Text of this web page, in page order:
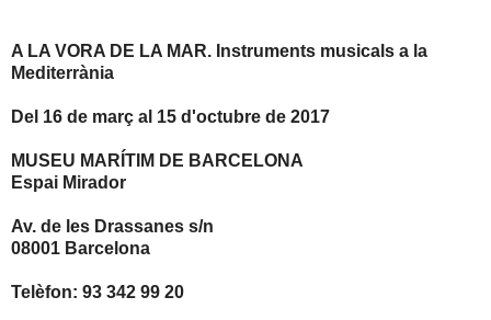
A LA VORA DE LA MAR. Instruments musicals a la
Mediterrània
Del 16 de març al 15 d'octubre de 2017
MUSEU MARÍTIM DE BARCELONA
Espai Mirador
Av. de les Drassanes s/n
08001 Barcelona
Telèfon: 93 342 99 20